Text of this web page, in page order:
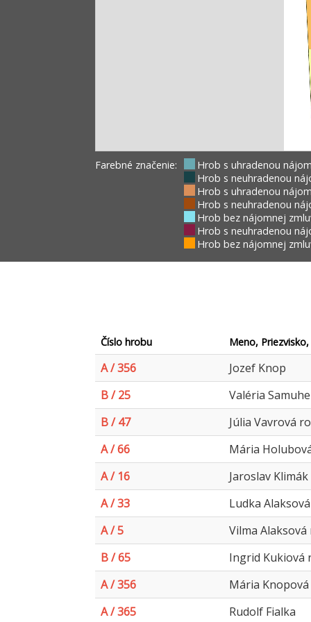
Farebné značenie:
Hrob s uhradenou
Hrob s neuhradenou
Hrob s uhradenou
Hrob s neuhradenou
Hrob bez nájomnej
Hrob s neuhradenou
Hrob bez nájomnej
Číslo hrobu Meno,
A / 356
Jozef Knop
B / 25
Valéria
B / 47
Júlia Vavrová
A / 66
Mária
A / 16
Jaroslav Klimák
A / 33
Ludka
A / 5
Vilma
B / 65
Ingrid Kukiová
A / 356
Mária Knopová
A / 365
Rudolf Fialka